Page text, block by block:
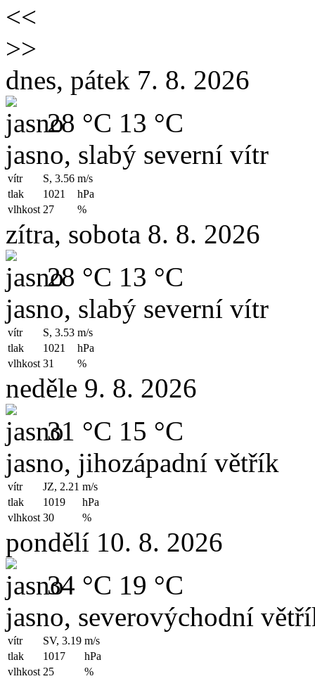
<<
>>
dnes, pátek 7. 8. 2026
28 °C 13 °C
jasno, slabý severní vítr
vítr S, 3.56 m/s
tlak
1021
hPa
vlhkost 27 %
zítra, sobota 8. 8. 2026
28 °C 13 °C
jasno, slabý severní vítr
vítr S, 3.53 m/s
tlak
1021
hPa
vlhkost 31 %
neděle 9. 8. 2026
31 °C 15 °C
jasno, jihozápadní větřík
vítr JZ, 2.21 m/s
tlak
1019
hPa
vlhkost 30 %
pondělí 10. 8. 2026
34 °C 19 °C
jasno, severovýchodní
vítr SV, 3.19 m/s
tlak
1017
hPa
vlhkost 25 %